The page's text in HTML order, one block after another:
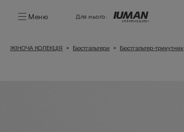
Меню Для нього:
ЖІНОЧА КОЛЕКЦІЯ Бюстгальтери Бюстгальтер-трикутник